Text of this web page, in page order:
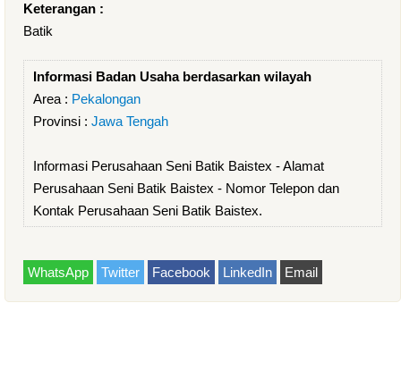
Keterangan :
Batik
Informasi Badan Usaha berdasarkan wilayah
Area : Pekalongan
Provinsi : Jawa Tengah
Informasi Perusahaan Seni Batik Baistex - Alamat
Perusahaan Seni Batik Baistex - Nomor Telepon dan
Kontak Perusahaan Seni Batik Baistex.
WhatsApp Twitter Facebook LinkedIn Email